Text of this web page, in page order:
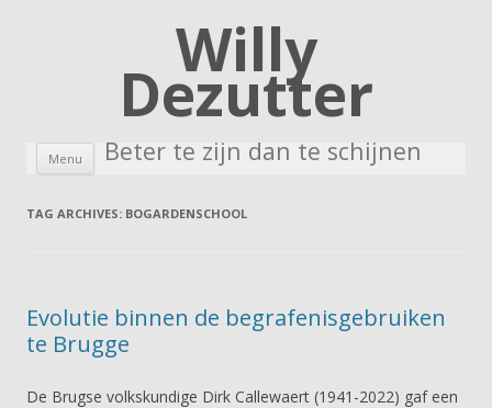
Willy
Dezutter
Beter te zijn dan te schijnen
Menu Skip to content
TAG ARCHIVES: BOGARDENSCHOOL
Evolutie binnen de begrafenisgebruiken
te Brugge
De Brugse volkskundige Dirk Callewaert (1941-2022) gaf een